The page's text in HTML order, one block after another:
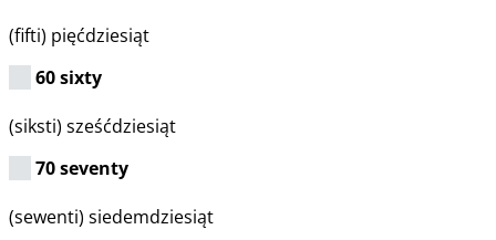
(fifti) pięćdziesiąt
60 sixty
(siksti) sześćdziesiąt
70 seventy
(sewenti) siedemdziesiąt